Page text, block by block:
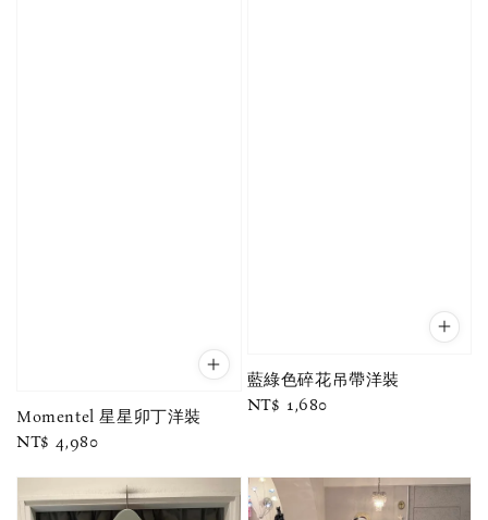
Momentel 星星卯丁洋裝
Regular
NT$ 4,980
藍綠色碎花吊帶洋裝
Regular
NT$ 1,680